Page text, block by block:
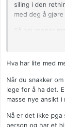
siling i den
med deg å
Så nei regner
hukommelse,
Du får ha lykke
sikler etter
Anonymkode:
Hva har lite med
Når du snakker
lege for å ha det.
masse nye ansikt i
Nå er det ikke pga
person og har et